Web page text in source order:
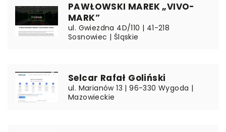
PAWŁOWSKI MAREK „VIVO-
MARK”
ul. Gwiezdna 4D/110 | 41-218
Sosnowiec | Śląskie
Selcar Rafał Goliński
ul. Marianów 13 | 96-330 Wygoda |
Mazowieckie